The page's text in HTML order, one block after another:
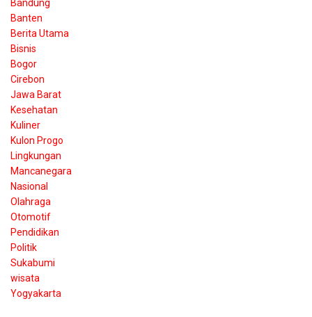
Bandung
Banten
Berita Utama
Bisnis
Bogor
Cirebon
Jawa Barat
Kesehatan
Kuliner
Kulon Progo
Lingkungan
Mancanegara
Nasional
Olahraga
Otomotif
Pendidikan
Politik
Sukabumi
wisata
Yogyakarta